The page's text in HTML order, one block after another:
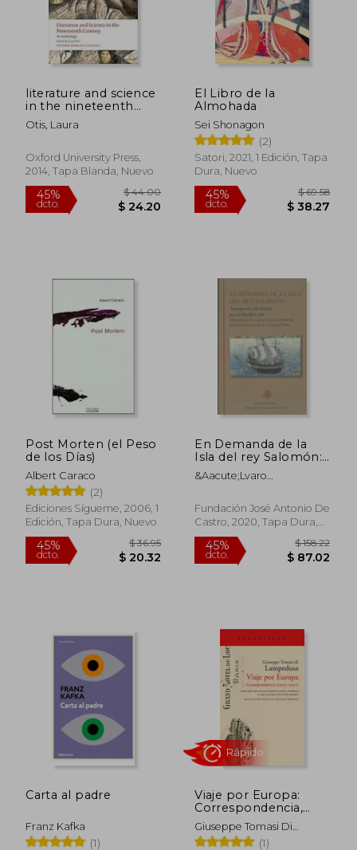
45%
dcto.
45%
dcto.
literature and science
in the nineteenth
century,an anthology
(en Inglés)
Otis, Laura
Oxford University Press,
2014, Tapa Blanda, Nuevo
El Libro de la
Almohada
Sei Shonagon
(2)
Satori, 2021, 1 Edición, Tapa
Dura, Nuevo
Post Morten (el Peso
de los Días)
Albert Caraco
(2)
Ediciones Sígueme, 2006, 1
Edición, Tapa Dura, Nuevo
En Demanda de la
Isla del rey Salomón:
Navegantes
Olvidados por el
&Aacute;Lvaro
Fern&Aacute;Ndez De
Quir&Oacute;S; Diego
Prado De
Fundación José Antonio De
Castro, 2020, Tapa Dura,
Usado
Carta al padre
Franz Kafka
(1)
Viaje por Europa:
Correspondencia,
1925-1930
Giuseppe Tomasi Di
Lampedusa (1)